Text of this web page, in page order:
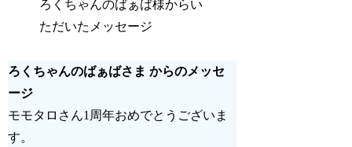
ろくちゃんのばぁば様からい
ただいたメッセージ
ろくちゃんのばぁばさま からのメッセ
ージ
モモタロさん1周年おめでとうございま
す。